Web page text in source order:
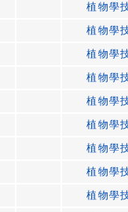
植物學
植物學
植物學
植物學
植物學
植物學
植物學
植物學
植物學